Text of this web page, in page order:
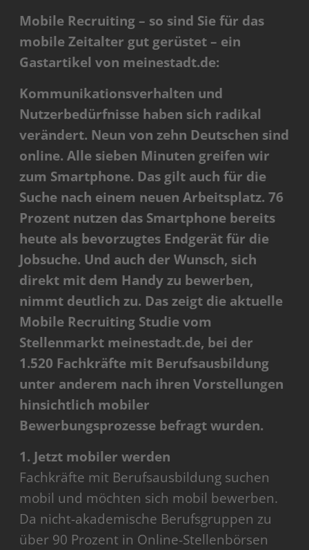
Mobile Recruiting – so sind Sie für das
mobile Zeitalter gut gerüstet – ein
Gastartikel von meinestadt.de:
Kommunikationsverhalten und
Nutzerbedürfnisse haben sich radikal
verändert. Neun von zehn Deutschen sind
online. Alle sieben Minuten greifen wir
zum Smartphone. Das gilt auch für die
Suche nach einem neuen Arbeitsplatz. 76
Prozent nutzen das Smartphone bereits
heute als bevorzugtes Endgerät für die
Jobsuche. Und auch der Wunsch, sich
direkt mit dem Handy zu bewerben,
nimmt deutlich zu. Das zeigt die aktuelle
Mobile Recruiting Studie vom
Stellenmarkt meinestadt.de, bei der
1.520 Fachkräfte mit Berufsausbildung
unter anderem nach ihren Vorstellungen
hinsichtlich mobiler
Bewerbungsprozesse befragt wurden.
1. Jetzt mobiler werden
Fachkräfte mit Berufsausbildung suchen
mobil und möchten sich mobil bewerben.
Da nicht-akademische Berufsgruppen zu
über 90 Prozent in Online-Stellenbörsen